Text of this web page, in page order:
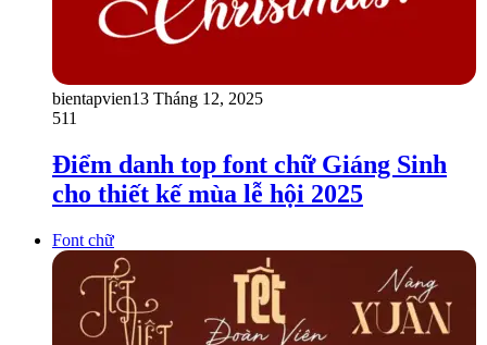
bientapvien13 Tháng 12, 2025
511
Điểm danh top font chữ Giáng Sinh
cho thiết kế mùa lễ hội 2025
Font chữ